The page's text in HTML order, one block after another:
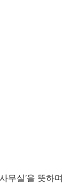
무실’을 뜻하